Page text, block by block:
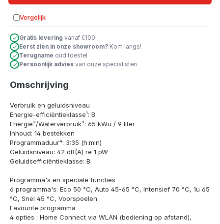
Vergelijk
Toevoegen aan vergelijking
Gratis levering vanaf €100
Eerst zien in onze showroom? Kom langs!
Terugname oud toestel
Persoonlijk advies van onze specialisten
Omschrijving
Verbruik en geluidsniveau
Energie-efficiëntieklasse¹: B
Energie²/Waterverbruik³: 65 kWu / 9 liter
Inhoud: 14 bestekken
Programmaduur⁴: 3:35 (h:min)
Geluidsniveau: 42 dB(A) re 1 pW
Geluidsefficiëntieklasse: B
Programma's en speciale functies
6 programma's: Eco 50 °C, Auto 45-65 °C, Intensief 70 °C, 1u 65
°C, Snel 45 °C, Voorspoelen
Favourite programma
4 opties : Home Connect via WLAN (bediening op afstand),